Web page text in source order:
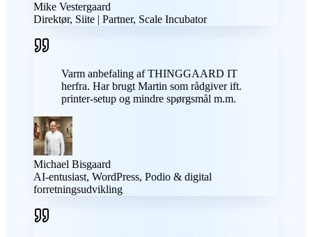
Mike Vestergaard
Direktør, Siite | Partner, Scale Incubator
Varm anbefaling af THINGGAARD IT
herfra. Har brugt Martin som rådgiver ift.
printer-setup og mindre spørgsmål m.m.
Michael Bisgaard
AI-entusiast, WordPress, Podio & digital
forretningsudvikling